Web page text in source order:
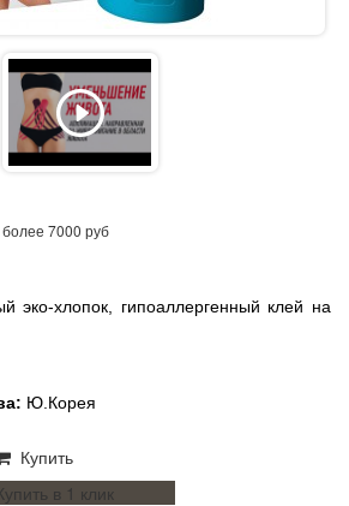
7000 руб
эко-хлопок, гипоаллергенный клей на
Ю.Корея
Купить
в 1 клик